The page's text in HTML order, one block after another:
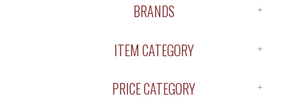
BRANDS
ANTIDOTE
APOTHEKE
ITEM CATEGORY
SHIRTS
PRICE CATEGORY